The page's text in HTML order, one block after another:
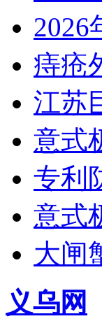
2026
痔疮
江苏
意式
专利
意式
大闸
义乌网